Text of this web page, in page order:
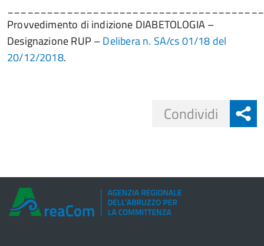
Provvedimento di indizione DIABETOLOGIA –
Designazione RUP –Delibera n. SA/cs 01/18 del
20/12/2018.
Condividi